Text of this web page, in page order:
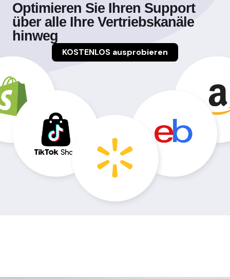
Optimieren Sie Ihren Support
über alle Ihre Vertriebskanäle
hinweg
KOSTENLOS ausprobieren